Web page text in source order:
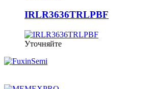
IRLR3636TRLPBF
Уточняйте